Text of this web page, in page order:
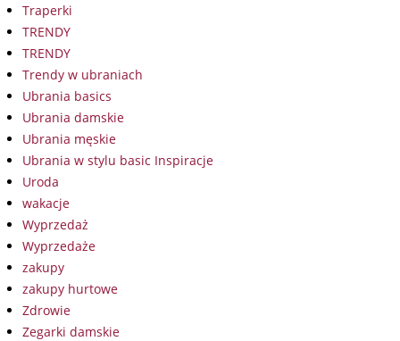
Traperki
TRENDY
TRENDY
Trendy w ubraniach
Ubrania basics
Ubrania damskie
Ubrania męskie
Ubrania w stylu basic Inspiracje
Uroda
wakacje
Wyprzedaż
Wyprzedaże
zakupy
zakupy hurtowe
Zdrowie
Zegarki damskie